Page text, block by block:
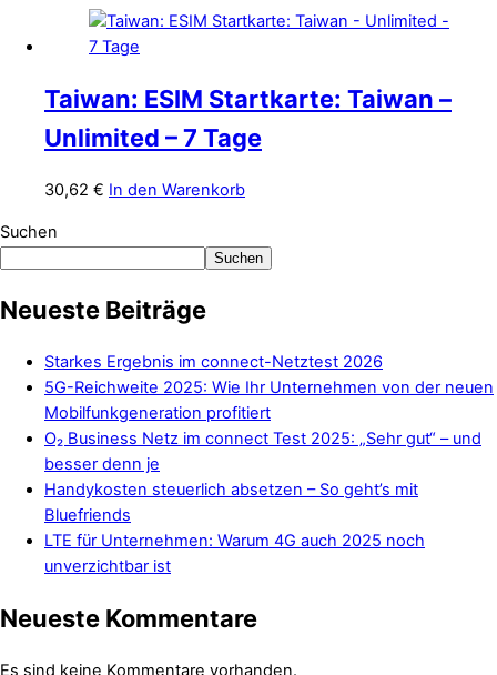
Taiwan: ESIM Startkarte: Taiwan –
Unlimited – 7 Tage
30,62 € In den Warenkorb
Suchen
Suchen
Neueste Beiträge
Starkes Ergebnis im connect-Netztest 2026
5G-Reichweite 2025: Wie Ihr Unternehmen von der neuen
Mobilfunkgeneration profitiert
O₂ Business Netz im connect Test 2025: „Sehr gut“ – und
besser denn je
Handykosten steuerlich absetzen – So geht’s mit
Bluefriends
LTE für Unternehmen: Warum 4G auch 2025 noch
unverzichtbar ist
Neueste Kommentare
Es sind keine Kommentare vorhanden.